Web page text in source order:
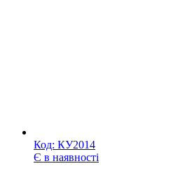
Код: КУ2014
Є в наявності